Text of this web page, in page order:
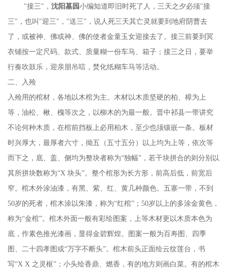
"接三"， 沈阳墓园小编知道即旧时死了人，三天之夕必须"接
三"，也叫"迎三"，"送三"，说人死三天其亡灵就要到地府阴曹去
了，或被神、佛或神、佛的使者金童玉女迎接去了。接三前要到冥
衣铺按一定尺码、款式、质量糊一份车马、箱子；接三之日，要举
行奏吹鼓乐，迎亲朋吊唁，焚化纸糊车马等活动。
二、入殓
入殓用的棺材，各地以木棺为主。木材以木质坚硬的柏、樟为上
等，油松、楸、槐等次之，以柳木的为最一般。晋中祁县一带讲究
不论何种木质，在棺前挡板上必用柏木，至少也须镶嵌一条。板材
时兴厚大，最厚者六寸，拗五（五寸五分）以上均为上等，依次等
而下之，底、盖、侧均为整块者称为“独幅”，若干块拼合的则分别以
其所拼块数称为“X 块头”。整个棺形为长方形，前高后低，前宽后
窄。棺木外涂油漆，有黑、紫、红、黄几种颜色。五寨一带，不到
50岁的死者，棺木涂以朱漆，称为“红棺”；50岁以上的多涂金黄色，
称为“金棺”。棺木外面一般有彩绘图案，上等木材更以木质本色为
底，作素色推光漆画，显得金碧辉煌。图案一般为百寿图、四季
图、二十四孝图或“万字不断头”。棺木前头正面绘云纹莲台，书
写“X X 之灵枢”；小头绘香鼎、燃香，有的地方则画白菜。有的棺木